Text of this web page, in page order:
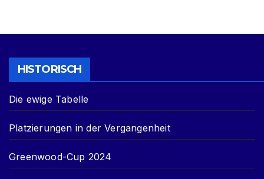
HISTORISCH
Die ewige Tabelle
Platzierungen in der Vergangenheit
Greenwood-Cup 2024